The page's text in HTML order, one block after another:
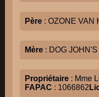
Père : OZONE VAN
Mère : DOG JOHN'S
Propriétaire : Mme
FAPAC : 1066862